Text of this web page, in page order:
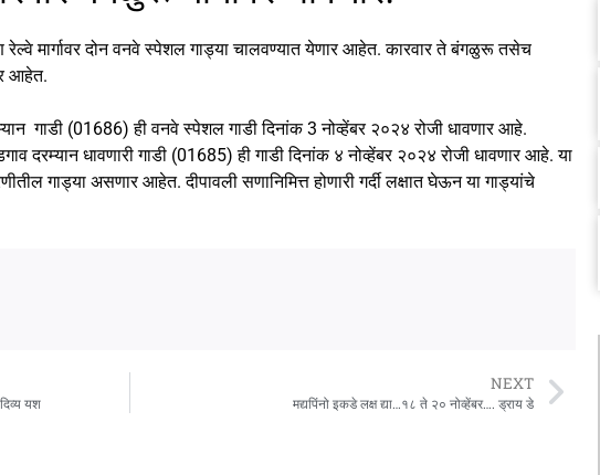
रेल्वे मार्गावर दोन वनवे स्पेशल गाड्या चालवण्यात येणार आहेत. कारवार ते बंगळुरू तसेच
आहेत.
गाडी (01686) ही वनवे स्पेशल गाडी दिनांक 3 नोव्हेंबर २०२४ रोजी धावणार आहे.
दरम्यान धावणारी गाडी (01685) ही गाडी दिनांक ४ नोव्हेंबर २०२४ रोजी धावणार आहे. या
गाड्या असणार आहेत. दीपावली सणानिमित्त होणारी गर्दी लक्षात घेऊन या गाड्यांचे
यश
NEXT
मद्यपिंनो इकडे लक्ष द्या…१८ ते २० नोव्हेंबर…. ड्राय डे